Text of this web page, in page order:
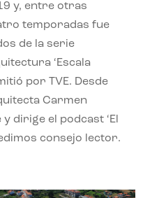
y, entre otras
temporadas fue
de la serie
‘Escala
por TVE. Desde
Carmen
dirige el podcast ‘El
consejo lector.